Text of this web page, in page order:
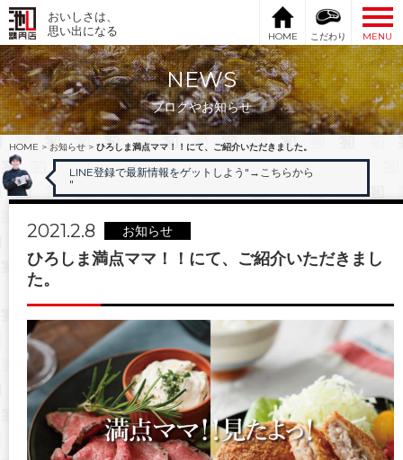
おいしさは、
思い出になる
HOME こだわり MENU
NEWS
ブログやお知らせ
HOME > お知らせ > ひろしま満点ママ！！にて、ご紹介いただきました。
LINE登録で最新情報をゲットしよう" →こちらから
"
2021.2.8 お知らせ
ひろしま満点ママ！！にて、ご紹介いただきまし
た。